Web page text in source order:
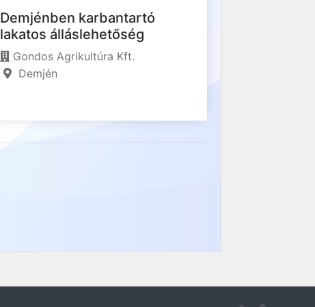
Demjénben karbantartó
lakatos álláslehetőség
Gondos Agrikultúra Kft.
Demjén